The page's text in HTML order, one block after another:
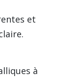
et
à